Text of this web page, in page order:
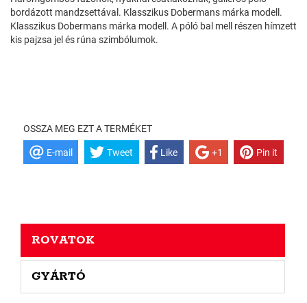
bordázott mandzsettával. Klasszikus Dobermans márka modell.
Klasszikus Dobermans márka modell. A póló bal mell részen hímzett
kis pajzsa jel és rúna szimbólumok.
OSSZA MEG EZT A TERMÉKET
E-mail Tweet Like +1 Pin it
ROVATOK
GYÁRTÓ